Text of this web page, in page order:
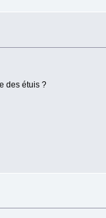
des étuis ?